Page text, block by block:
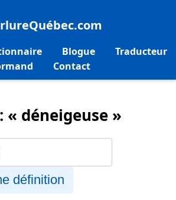
Blogue
Traducteur
Contact
déneigeuse »
définition